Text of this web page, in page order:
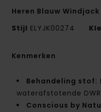
Heren Blauw Windjack
Stijl ELYJK00274
Kenmerken
Behandeling stof:
waterafstotende
Conscious by